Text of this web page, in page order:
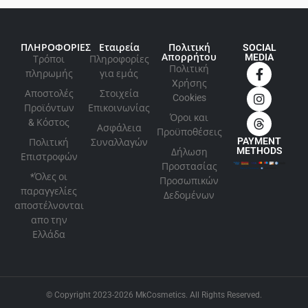
ΠΛΗΡΟΦΟΡΙΕΣ
Τρόποι
πληρωμής
Αποστολές
Προϊόντων
& Κόστος
Πολιτική
Επιστροφών
*Όλες οι
παραγγελίες
αποστέλνονται
απο την
Ελλάδα
Εταιρεία
Πληροφορίες
για εμάς
Στοιχεία
Επικοινωνίας
Ασφάλεια
Συναλλαγών
Πολιτική
Απορρήτου
Πολιτική
Xρήσης
Cookies
Όροι και
Προϋποθέσεις
Δήλωση
Προστασίας
Προσωπικών
Δεδομένων
SOCIAL
MEDIA
PAYMENT
METHODS
© Copyright 2023-2026 MkCosmetics. All Rights Reserved.